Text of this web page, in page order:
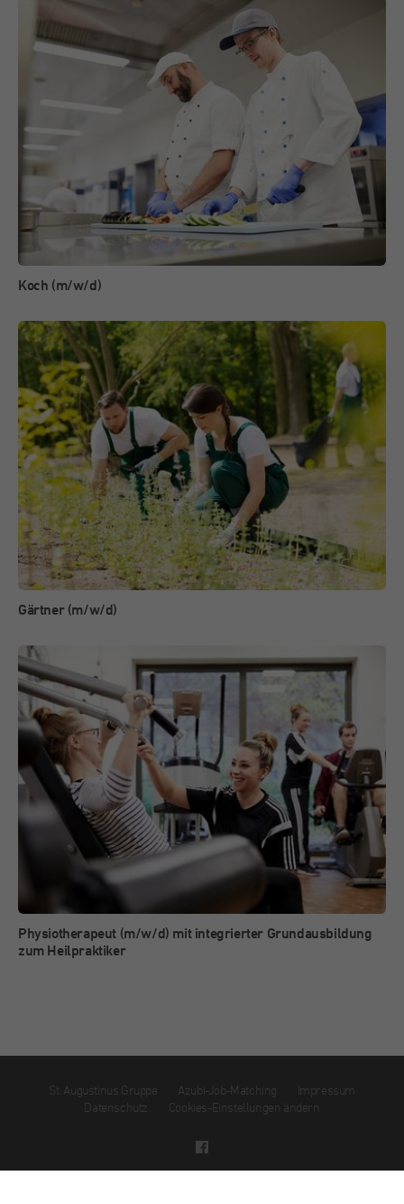
Koch (m/w/d)
Gärtner (m/w/d)
Physiotherapeut (m/w/d) mit integrierter Grundausbildung
zum Heilpraktiker
St. Augustinus Gruppe Azubi-Job-Matching
Impressum
Datenschutz
Cookies-Einstellungen ändern